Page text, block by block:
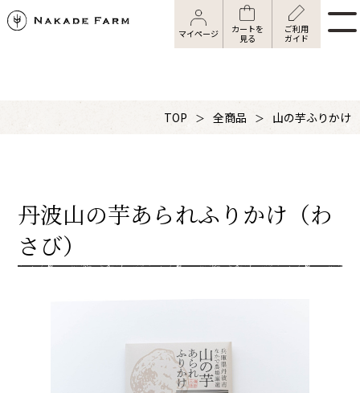
マイページ
カートを
見る
ご利用
ガイド
TOP 全商品 山の芋ふりかけ
丹波山の芋あられふりかけ（わ
さび）